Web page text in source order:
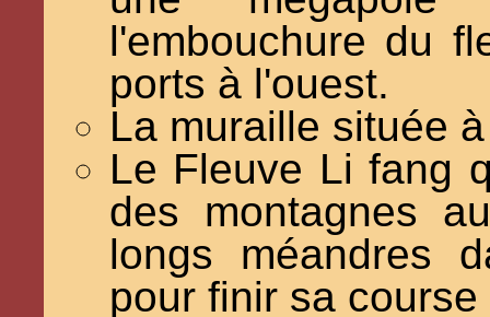
l'embouchure du
ports à l'ouest.
La muraille située
Le Fleuve Li fang
des montagnes
longs méandres
pour finir sa